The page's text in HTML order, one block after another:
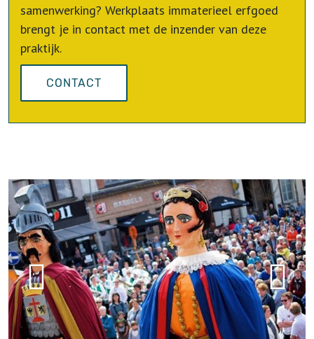
samenwerking? Werkplaats immaterieel erfgoed
brengt je in contact met de inzender van deze
praktijk.
CONTACT